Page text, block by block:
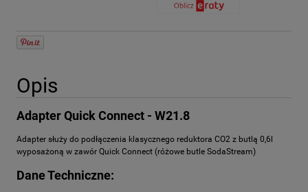
Opis
Adapter Quick Connect - W21.8
Adapter służy do podłączenia klasycznego reduktora CO2 z butlą 0,6l
wyposażoną w zawór Quick Connect (różowe butle SodaStream)
Dane Techniczne: